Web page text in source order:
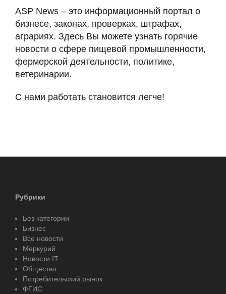
ASP News – это информационный портал о
бизнесе, законах, проверках, штрафах,
аграриях. Здесь Вы можете узнать горячие
новости о сфере пищевой промышленности,
фермерской деятельности, политике,
ветеринарии.
С нами работать становится легче!
Рубрики
Без категории
Бизнес
Все новости
Меркурий
Новости IT
Общество
Потребительский рынок
ФГИС